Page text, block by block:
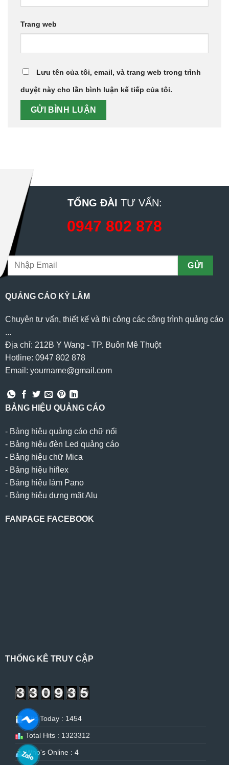
Trang web
Lưu tên của tôi, email, và trang web trong trình
duyệt này cho lần bình luận kế tiếp của tôi.
TỔNG ĐÀI TƯ VẤN:
0947 802 878
QUẢNG CÁO KỲ LÂM
Chuyên tư vấn, thiết kế và thi công các công trình quảng cáo
...
Địa chỉ: 212B Y Wang - TP. Buôn Mê Thuột
Hotline: 0947 802 878
Email: yourname@gmail.com
BẢNG HIỆU QUẢNG CÁO
- Bảng hiệu quảng cáo chữ nổi
- Bảng hiệu đèn Led quảng cáo
- Bảng hiệu chữ Mica
- Bảng hiệu hiflex
- Bảng hiệu làm Pano
- Bảng hiệu dựng mặt Alu
FANPAGE FACEBOOK
THỐNG KÊ TRUY CẬP
Hits Today : 1454
Total Hits : 1323312
Who's Online : 4